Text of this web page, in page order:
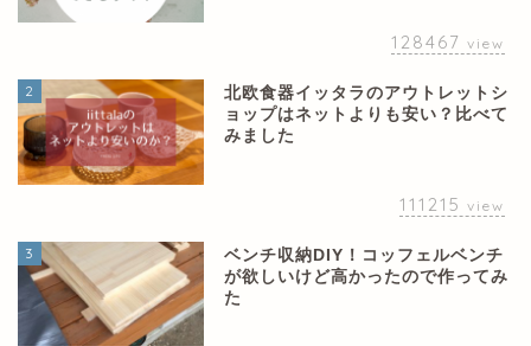
128467 view
2
北欧食器イッタラのアウトレットシ
ョップはネットよりも安い？比べて
みました
111215 view
3
ベンチ収納DIY！コッフェルベンチ
が欲しいけど高かったので作ってみ
た